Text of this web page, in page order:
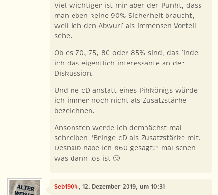
Viel wichtiger ist mir aber der Punkt, dass
man eben keine 90% Sicherheit braucht,
weil ich den Abwurf als immensen Vorteil
sehe.
Ob es 70, 75, 80 oder 85% sind, das finde
ich das eigentlich interessante an der
Diskussion.
Und ne cD anstatt eines Pikkönigs würde
ich immer noch nicht als Zusatzstärke
bezeichnen.
Ansonsten werde ich demnächst mal
schreiben "Bringe cD als Zusatzstärke mit.
Deshalb habe ich k60 gesagt!" mal sehen
was dann los ist 🙄
Seb1904, 12. Dezember 2019, um 10:31